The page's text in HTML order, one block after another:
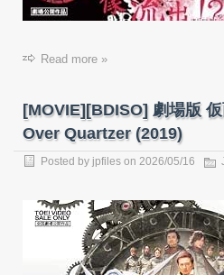
Read more »
[MOVIE][BDISO] 劇場版
Over Quartzer (2019)
Posted by jpfiles on 2026/05/16